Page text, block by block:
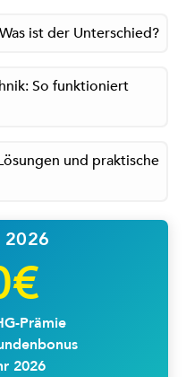
ist der Unterschied?
So funktioniert
und praktische
2026
Prämie
2026